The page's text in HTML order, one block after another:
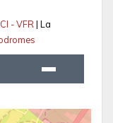
- VFR| La